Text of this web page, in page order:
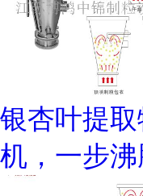
银杏叶提
机，一步